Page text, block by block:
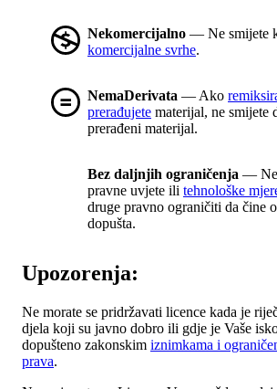
Nekomercijalno — Ne smijete
komercijalne svrhe.
NemaDerivata — Ako
prerađujete materijal, ne smijete
prerađeni materijal.
Bez daljnjih ograničenja — Ne
pravne uvjete ili tehnološke
druge pravno ograničiti da čine
dopušta.
Upozorenja:
Ne morate se pridržavati licence kada je
djela koji su javno dobro ili gdje je Vaše
dopušteno zakonskim iznimkama i
prava.